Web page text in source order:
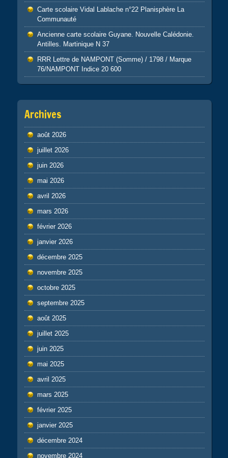
Carte scolaire Vidal Lablache n°22 Planisphère La
Communauté
Ancienne carte scolaire Guyane. Nouvelle Calédonie.
Antilles. Martinique N 37
RRR Lettre de NAMPONT (Somme) / 1798 / Marque
76/NAMPONT Indice 20 600
Archives
août 2026
juillet 2026
juin 2026
mai 2026
avril 2026
mars 2026
février 2026
janvier 2026
décembre 2025
novembre 2025
octobre 2025
septembre 2025
août 2025
juillet 2025
juin 2025
mai 2025
avril 2025
mars 2025
février 2025
janvier 2025
décembre 2024
novembre 2024